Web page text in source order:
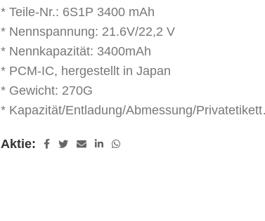
* Teile-Nr.: 6S1P 3400 mAh
* Nennspannung: 21.6V/22,2 V
* Nennkapazität: 3400mAh
* PCM-IC, hergestellt in Japan
* Gewicht: 270G
* Kapazität/Entladung/Abmessung/
Aktie: